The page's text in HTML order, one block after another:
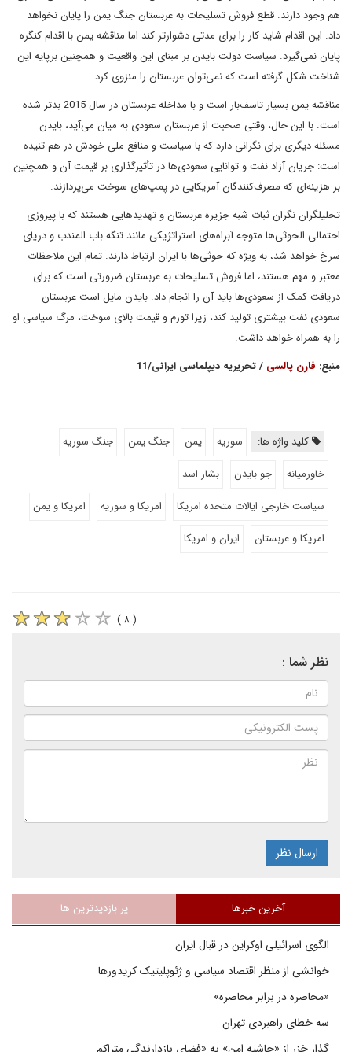
هم وجود دارند. قطع فروش تسلیحات به عربستان جنگ یمن را پایان نخواهد
داد. این اقدام شاید کار را برای مدتی دشوارتر کند اما مناقشه یمن با اقدام کنگره
پایان نمی‌گیرد. سیاست دولت بایدن بر مبنای این واقعیت و همچنین برپایه‌ این
شناخت شکل گرفته است که نمی‌توان عربستان را منزوی کرد.
مناقشه‌ یمن بسیار تاسف‌بار است و با مداخله عربستان در سال 2015 بدتر شده
است. با این حال، وقتی صحبت از عربستان سعودی به میان می‌آید، بایدن
مسئله دیگری برای نگرانی دارد که با سیاست و منافع ملی خودش در هم تنیده
است: جریان آزاد نفت و توانایی سعودی‌ها در تأثیرگذاری بر قیمت آن و همچنین
بر هزینه‌ای که مصرف‌کنندگان آمریکایی در پمپ‌های سوخت می‌پردازند.
تحلیلگران نگران ثبات شبه جزیره عربستان و تهدیدهایی هستند که با پیروزی
احتمالی الحوثی‌ها متوجه آبراه‌های استراتژیکی مانند تنگه باب المندب و دریای
سرخ خواهد شد، به ویژه که حوثی‌ها با ایران ارتباط دارند. تمام این ملاحظات
معتبر و مهم هستند، اما فروش تسلیحات به عربستان ضرورتی است که برای
دریافت کمک از سعودی‌ها باید آن را انجام داد. بایدن مایل است عربستان
سعودی نفت بیشتری تولید کند، زیرا تورم و قیمت بالای سوخت، مرگ سیاسی او
را به همراه خواهد داشت.
منبع: فارن پالسی / تحریریه دیپلماسی ایرانی/11
کلید واژه ها: سوریه یمن جنگ یمن
جنگ سوریه
خاورمیانه
جو بایدن
بشار اسد
سیاست خارجی ایالات متحده امریکا
امریکا و سوریه
امریکا و یمن
امریکا و عربستان
ایران و امریکا
( ۸ )
نظر شما :
ارسال نظر
آخرین خبرها پر بازدیدترین ها
الگوی اسرائیلی اوکراین در قبال ایران
خوانشی از منظر اقتصاد سیاسی و ژئوپلیتیک کریدورها
«محاصره در برابر محاصره»
سه خطای راهبردی تهران